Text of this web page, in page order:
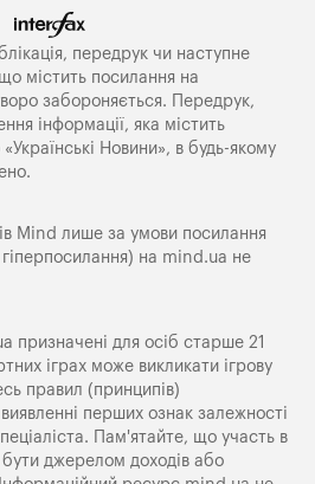
передрук чи наступне
мiстить посилання на
забороняється. Передрук,
інформації, яка містить
Новини», в будь-якому
Mind лише за умови посилання
на mind.ua не
призначені для осіб старше 21
іграх може викликати ігрову
правил (принципів)
перших ознак залежності
Пам'ятайте, що участь в
джерелом доходів або